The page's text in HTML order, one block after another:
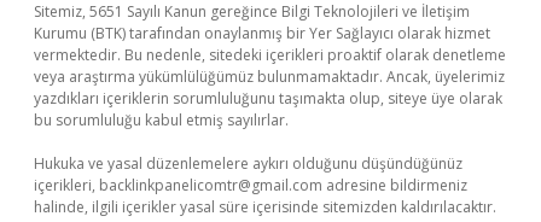
Sitemiz, 5651 Sayılı Kanun gereğince Bilgi Teknolojileri ve İletişim
Kurumu (BTK) tarafından onaylanmış bir Yer Sağlayıcı olarak hizmet
vermektedir. Bu nedenle, sitedeki içerikleri proaktif olarak denetleme
veya araştırma yükümlülüğümüz bulunmamaktadır. Ancak, üyelerimiz
yazdıkları içeriklerin sorumluluğunu taşımakta olup, siteye üye olarak
bu sorumluluğu kabul etmiş sayılırlar.
Hukuka ve yasal düzenlemelere aykırı olduğunu düşündüğünüz
içerikleri, backlinkpanelicomtr@gmail.com adresine bildirmeniz
halinde, ilgili içerikler yasal süre içerisinde sitemizden kaldırılacaktır.